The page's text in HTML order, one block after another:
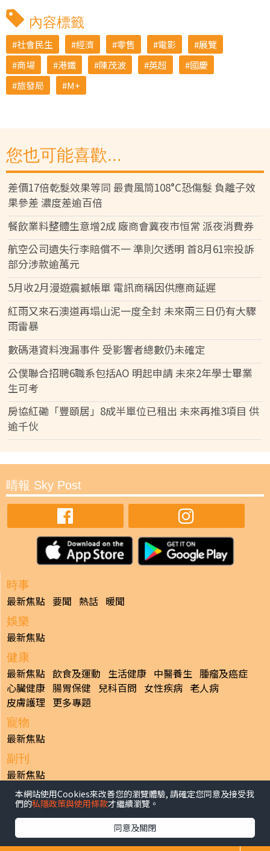
內容標籤
社會民生 經濟 零售 電影
展覽
商場
港鐵 陳茂波 英超
國慶
旅發局
M+
您也可能喜歡...
差價17倍乾髮效果等同 最貴風筒108°C恐傷髮 負離子效
果參差 濃度差逾百倍
餐飲業料整體生意增2成 廠商會冀夜市恒常 派夜消費券
航空公司遺失行李賠償不一 準則欠透明 首8月61宗投訴
部分涉款逾萬元
5月收2月漫遊震撼帳單 電訊商稱因供應商延遲
紅雨又來石澳道再塌山泥一度全封 未來兩三日仍有大驟
雨雷暴
數碼港資料洩漏事件 受影響者總數仍未確定
公僕聯合招聘6職系包括AO 明起申請 未來2年學士畢業
生可考
房協紅磡「豐頤居」8成半單位已租出 未來再推3項目 供
逾千伙
晴報 Sky Post
時事
最新焦點 要聞 熱話 暖聞
娛樂
最新焦點
健康
最新焦點 飲食及運動 生活健康 中醫養生 腫瘤及癌症
心臟健康 腸胃保健 兒科百問 女性疾病 老人病
皮膚護理 更多專題
寵物
最新焦點
副刊
最新焦點
日報
揭頁版 港聞 財經/地產 中國/國際
生活副刊
體育 專題/人物
本網站使用Cookies來改善您的瀏覽體驗, 請確定您同意及接受我
們的私隱政策與使用條款才繼續瀏覽。
同意及關閉